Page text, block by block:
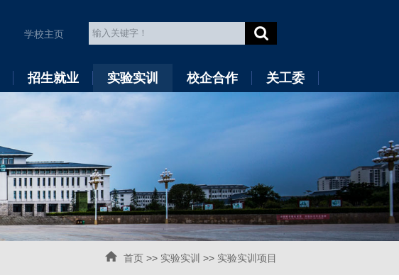
学校主页
招生就业 实验实训 校企合作 关工委
首页 >> 实验实训 >> 实验实训项目